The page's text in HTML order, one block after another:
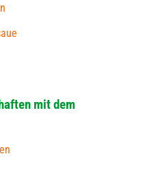
mit dem